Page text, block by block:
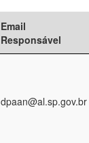
Email
Responsável
dpaan@al.sp.gov.br